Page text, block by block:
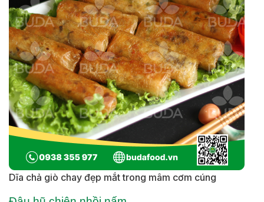
Dĩa chả giò chay đẹp mắt trong mâm cơm cúng